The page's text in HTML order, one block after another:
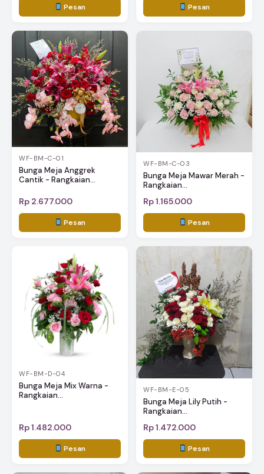
Pesan Pesan
WF-BM-C-01
Bunga Meja Anggrek
Cantik - Rangkaian...
Rp 2.677.000
Pesan
WF-BM-C-03
Bunga Meja Mawar Merah -
Rangkaian...
Rp 1.165.000
Pesan
WF-BM-D-04
Bunga Meja Mix Warna -
Rangkaian...
Rp 1.482.000
Pesan
WF-BM-E-05
Bunga Meja Lily Putih -
Rangkaian...
Rp 1.472.000
Pesan